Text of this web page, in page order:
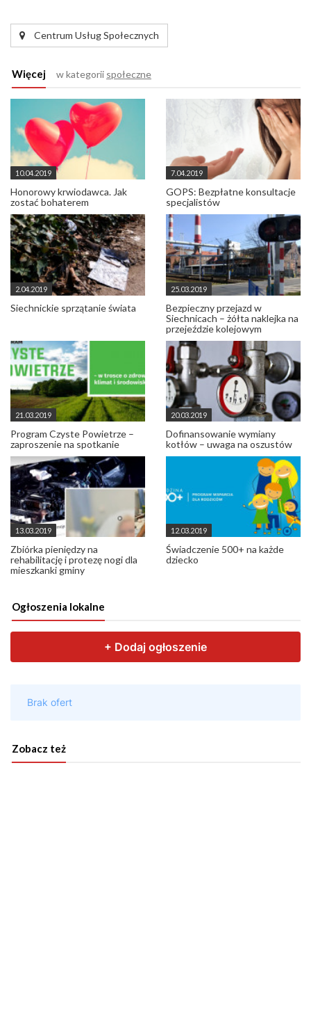
Centrum Usług Społecznych
Więcej w kategorii społeczne
10.04.2019
Honorowy krwiodawca. Jak
zostać bohaterem
7.04.2019
GOPS: Bezpłatne konsultacje
specjalistów
2.04.2019
Siechnickie sprzątanie świata
25.03.2019
Bezpieczny przejazd w
Siechnicach – żółta naklejka na
przejeździe kolejowym
21.03.2019
Program Czyste Powietrze –
zaproszenie na spotkanie
20.03.2019
Dofinansowanie wymiany
kotłów – uwaga na oszustów
13.03.2019
Zbiórka pieniędzy na
rehabilitację i protezę nogi dla
mieszkanki gminy
12.03.2019
Świadczenie 500+ na każde
dziecko
Ogłoszenia lokalne
Zobacz też